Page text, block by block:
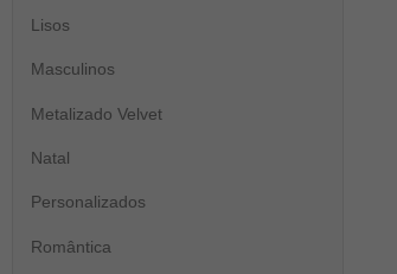
Lisos
Masculinos
Metalizado Velvet
Natal
Personalizados
Romântica